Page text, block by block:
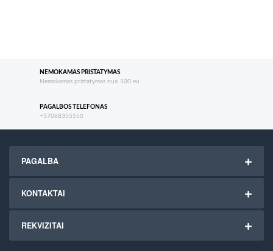
NEMOKAMAS PRISTATYMAS
Nemokamas pristatymas nuo 100 eu.
PAGALBOS TELEFONAS
+37068355550
PAGALBA
KONTAKTAI
REKVIZITAI